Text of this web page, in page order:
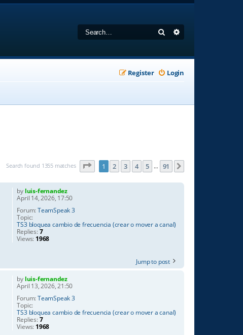
Search
Login
Register
Search found 1355 matches Page of 91
1 2 3 4 5 … 91
by luis-fernandez
April 14, 2026, 17:50
Forum:TeamSpeak 3
Topic:
TS3 bloquea cambio de frecuencia (crear o mover a canal)
Replies:7
Views: 1968
Jump to post
by luis-fernandez
April 13, 2026, 21:50
Forum:TeamSpeak 3
Topic:
TS3 bloquea cambio de frecuencia (crear o mover a canal)
Replies:7
Views: 1968